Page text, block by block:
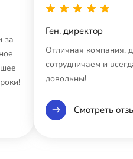
за
Ген. директор
Отличная компания,
сотрудничаем и
довольны!
Смотреть